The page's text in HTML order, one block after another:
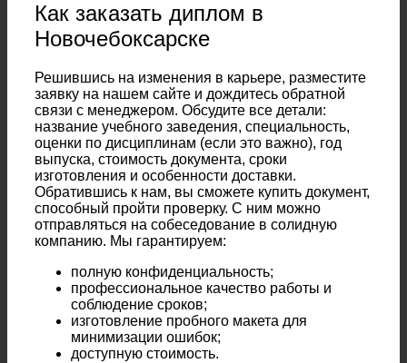
Как заказать диплом в
Новочебоксарске
Решившись на изменения в карьере, разместите
заявку на нашем сайте и дождитесь обратной
связи с менеджером. Обсудите все детали:
название учебного заведения, специальность,
оценки по дисциплинам (если это важно), год
выпуска, стоимость документа, сроки
изготовления и особенности доставки.
Обратившись к нам, вы сможете купить документ,
способный пройти проверку. С ним можно
отправляться на собеседование в солидную
компанию. Мы гарантируем:
полную конфиденциальность;
профессиональное качество работы и
соблюдение сроков;
изготовление пробного макета для
минимизации ошибок;
доступную стоимость.